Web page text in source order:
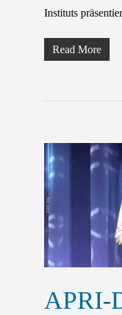
Instituts
Read More
APRI-